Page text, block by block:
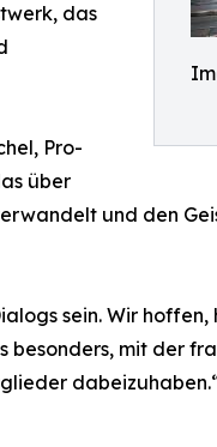
das
Pro-
über
und den
sein. Wir hoffen,
besonders, mit der